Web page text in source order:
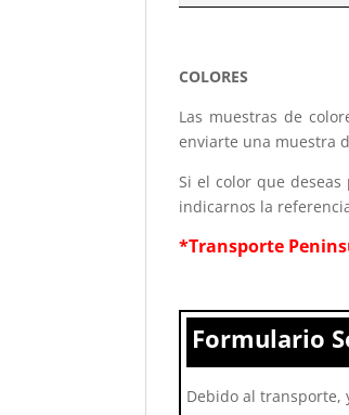
COLORES
Las muestras de
enviarte una muestra
Si el color que deseas
indicarnos la
*Transporte
Formulario
Debido al transporte,